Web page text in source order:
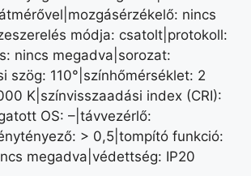
nincs
módja: csatolt|protokoll:
nincs megadva|sorozat:
szög: 110°|színhőmérséklet: 2
K|színvisszaadási index (CRI):
OS: –|távvezérlő:
> 0,5|tompító funkció:
megadva|védettség: IP20